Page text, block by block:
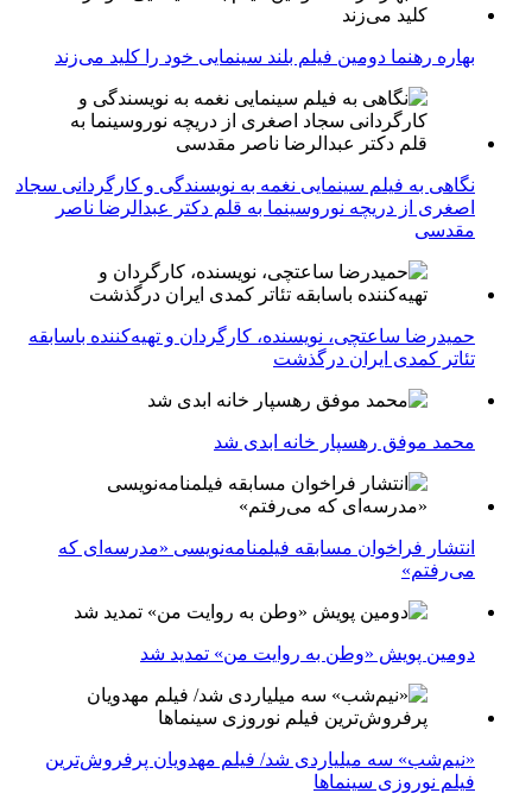
بهاره رهنما دومین فیلم بلند سینمایی خود را کلید می‌زند
نگاهی به فیلم سینمایی نغمه به نویسندگی و کارگردانی سجاد
اصغری از دریچه نوروسینما به قلم دکتر عبدالرضا ناصر
مقدسی
حمیدرضا ساعتچی، نویسنده، کارگردان و تهیه‌کننده باسابقه
تئاتر کمدی ایران درگذشت
محمد موفق رهسپار خانه ابدی شد
انتشار فراخوان مسابقه فیلمنامه‌نویسی «مدرسه‌ای که
می‌رفتم»
دومین پویش «وطن به روایت من» تمدید شد
«نیم‌شب» سه میلیاردی شد/ فیلم مهدویان پرفروش‌ترین
فیلم نوروزی سینماها